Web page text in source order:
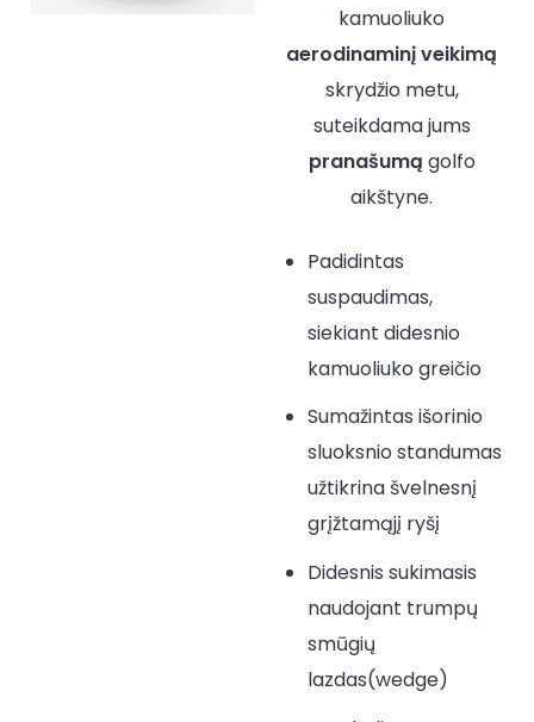
kamuoliuko
aerodinaminįveikimą
skrydžio metu,
suteikdama jums
pranašumą golfo
aikštyne.
Padidintas
suspaudimas,
siekiant didesnio
kamuoliuko greičio
Sumažintas išorinio
sluoksnio standumas
užtikrina švelnesnį
grįžtamąjį ryšį
Didesnis sukimasis
naudojant trumpų
smūgių
lazdas(wedge)